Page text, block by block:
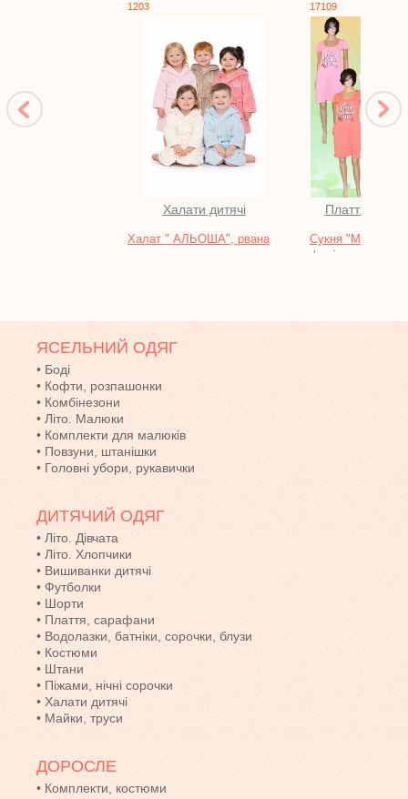
1203
Халати дитячі
Халат " АЛЬОША", рвана
17109
Плаття та
Сукня
фулікра
ЯСЕЛЬНИЙ ОДЯГ
• Боді
• Кофти, розпашонки
• Комбінезони
• Літо. Малюки
• Комплекти для малюків
• Повзуни, штанішки
• Головні убори, рукавички
ДИТЯЧИЙ ОДЯГ
• Літо. Дівчата
• Літо. Хлопчики
• Вишиванки дитячі
• Футболки
• Шорти
• Плаття, сарафани
• Водолазки, батніки, сорочки, блузи
• Костюми
• Штани
• Піжами, нічні сорочки
• Халати дитячі
• Майки, труси
ДОРОСЛЕ
• Комплекти, костюми